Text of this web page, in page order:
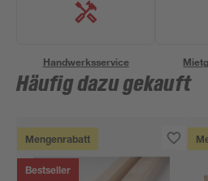
Handwerksservice
Häufig dazu gekauft
Mengenrabatt
Bestseller